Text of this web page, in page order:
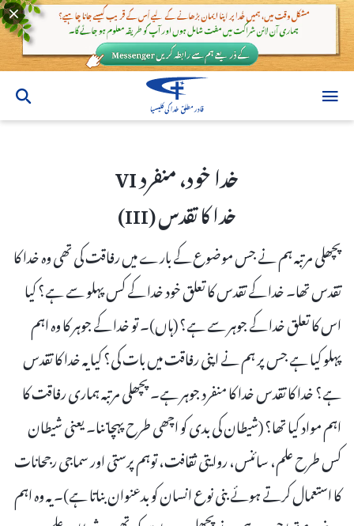
خدا خود، منفرد VI
خدا خود، منفرد VI
خدا کا تقدس (III)
پچھلی مرتبہ ہم نے جس موضوع کے بارے میں رفاقت کی تھی وہ خدا کا
تقدس تھا۔ خدا کے تقدس کا تعلق خود خدا کے کس پہلو سے ہے؟ کیا
اس کا تعلق خدا کے جوہر سے ہے؟ (ہاں)۔ تو خدا کے جوہر کا وہ اہم
پہلو کیا ہے جس پر ہم نے اپنی رفاقت میں بات کی؟ کیا یہ خدا کا تقدس
ہے؟ خدا کا تقدس خدا کا منفرد جوہر ہے۔ پچھلی مرتبہ ہماری رفاقت کا
اہم مواد کیا تھا؟ (شیطان کی بدی کو اچھی طرح پہچاننا۔ یعنی شیطان
کس طرح علم، سائنس، روایتی ثقافت، توہم پرستی اور سماجی رجحانات
کا استعمال کرتے ہوئے بنی نوع انسان کو بدعنوان بناتا ہے)۔ یہ وہ اہم